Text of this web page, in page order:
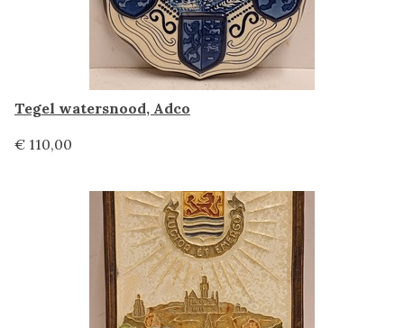
Tegel watersnood, Adco
€ 110,00